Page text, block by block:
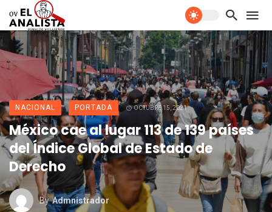
NACIONAL PORTADA OCTUBRE 15, 2021
México cae al lugar 113 de 139 países
del Índice Global de Estado de
Derecho
By Admnistrador